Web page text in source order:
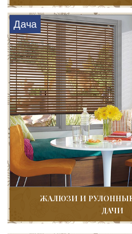
Дача
ЖАЛЮЗИ И
ДАЧИ